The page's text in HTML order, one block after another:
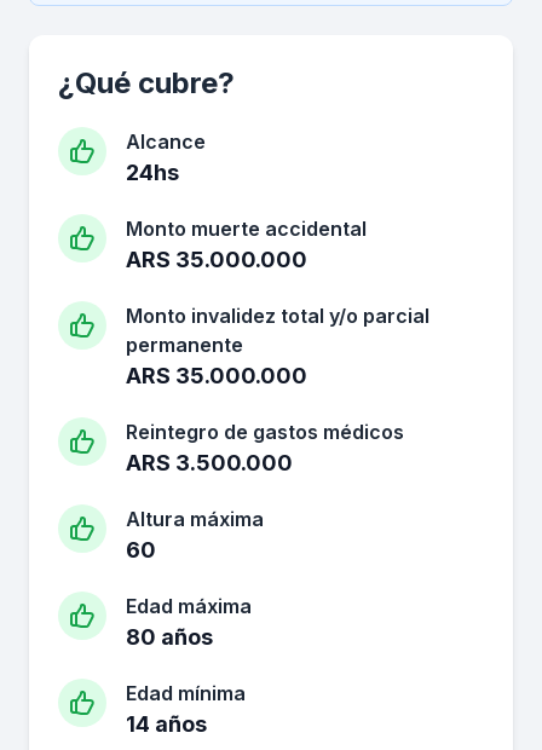
¿Qué cubre?
Alcance
24hs
Monto muerte accidental
ARS 35.000.000
Monto invalidez total y/o parcial
permanente
ARS 35.000.000
Reintegro de gastos médicos
ARS 3.500.000
Altura máxima
60
Edad máxima
80 años
Edad mínima
14 años